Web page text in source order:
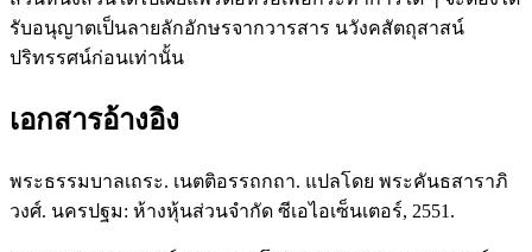
รับอนุญาตเป็นลายลักอักษรจากวารสาร นวังคสัตถุสาสน์
ปริทรรศน์ก่อนเท่านั้น
เอกสารอ้างอิง
พระธรรมบาลเถระ. เนตติอรรถกถา. แปลโดย พระคันธสาราภิ
วงศ์. นครปฐม: ห้างหุ้นส่วนจำกัด ซีเอไอเซ็นเตอร์, 2551.